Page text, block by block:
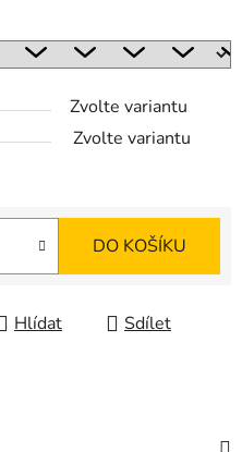
Zvolte variantu
Zvolte variantu
DO KOŠÍKU
Hlídat Sdílet